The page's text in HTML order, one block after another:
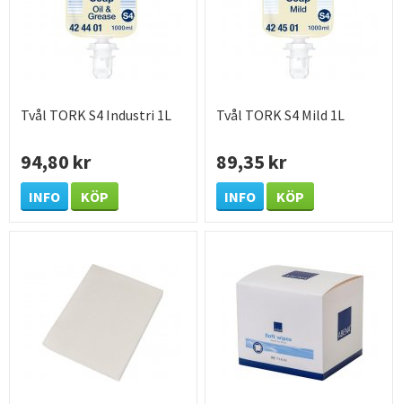
Tvål TORK S4 Industri 1L
94,80 kr
INFO KÖP
Tvål TORK S4 Mild 1L
89,35 kr
INFO KÖP